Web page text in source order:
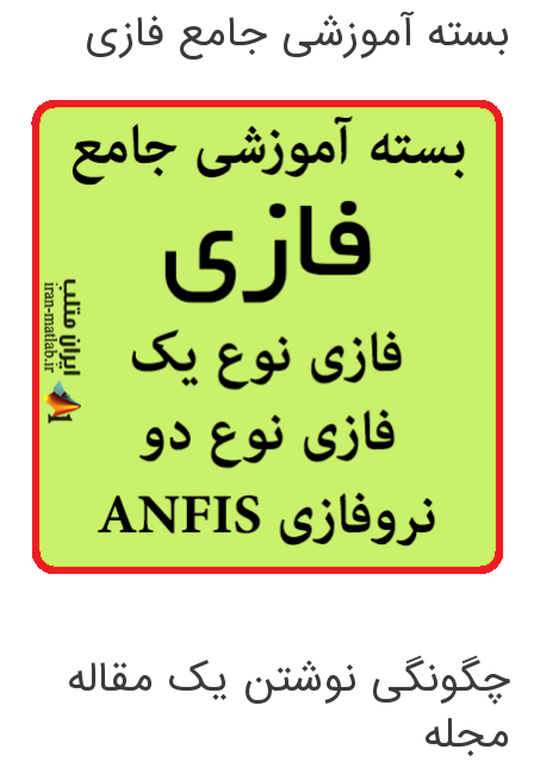
بسته آموزشی جامع فازی
چگونگی نوشتن یک مقاله
مجله